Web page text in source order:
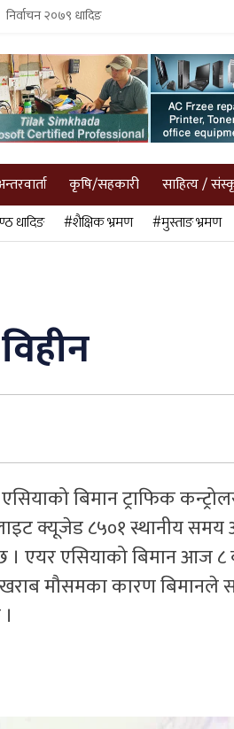
निर्वाचन २०७९ धादिङ
कृषि/सहकारी साहित्य /
धादिङ #शैक्षिक भ्रमण #मुस्ताङ भ्रमण
बिमान ट्राफिक
क्यूजेड ८५०१ स्थानीय समय
। एयर एसियाको बिमान आज
मौसमका कारण बिमानले